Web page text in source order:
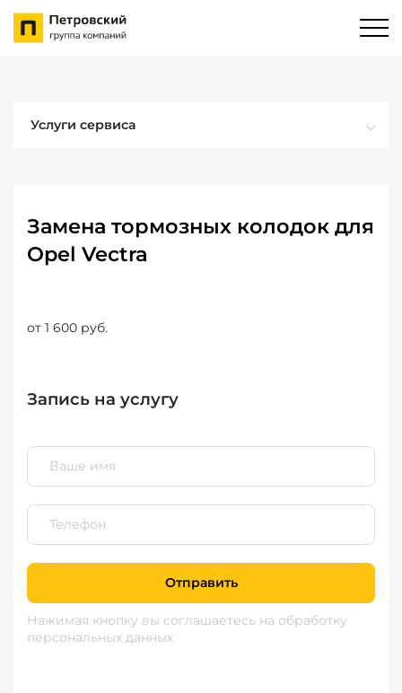
Услуги сервиса
Замена тормозных колодок для
Opel Vectra
от 1 600 руб.
Запись на услугу
Отправить
Нажимая кнопку вы соглашаетесь на обработку
персональных данных